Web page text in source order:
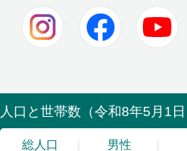
Instagram Facebook